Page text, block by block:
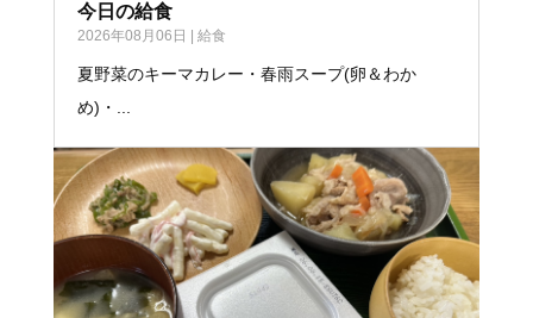
今日の給食
2026年08月06日 給食
夏野菜のキーマカレー・春雨スープ(卵＆わか
め)・...